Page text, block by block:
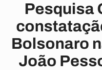
Pesquisa
Bolsonaro
João